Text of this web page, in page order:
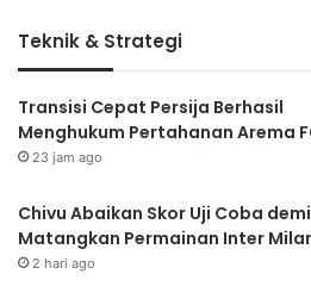
Teknik & Strategi
Transisi Cepat Persija Berhasil
Menghukum Pertahanan Arema
23 jam ago
Chivu Abaikan Skor Uji Coba demi
Matangkan Permainan Inter
2 hari ago